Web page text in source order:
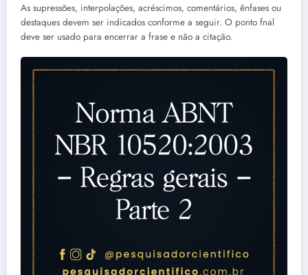
As supressões, interpolações, acréscimos, comentários, ênfases ou
destaques devem ser indicados conforme a seguir. O ponto fnal
deve ser usado para encerrar a frase e não a citação.